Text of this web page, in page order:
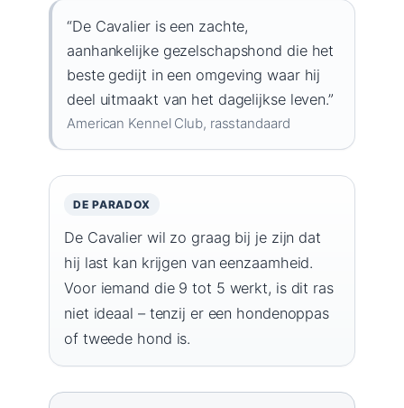
“De Cavalier is een zachte,
aanhankelijke gezelschapshond die het
beste gedijt in een omgeving waar hij
deel uitmaakt van het dagelijkse leven.”
American Kennel Club, rasstandaard
DE PARADOX
De Cavalier wil zo graag bij je zijn dat
hij last kan krijgen van eenzaamheid.
Voor iemand die 9 tot 5 werkt, is dit ras
niet ideaal – tenzij er een hondenoppas
of tweede hond is.